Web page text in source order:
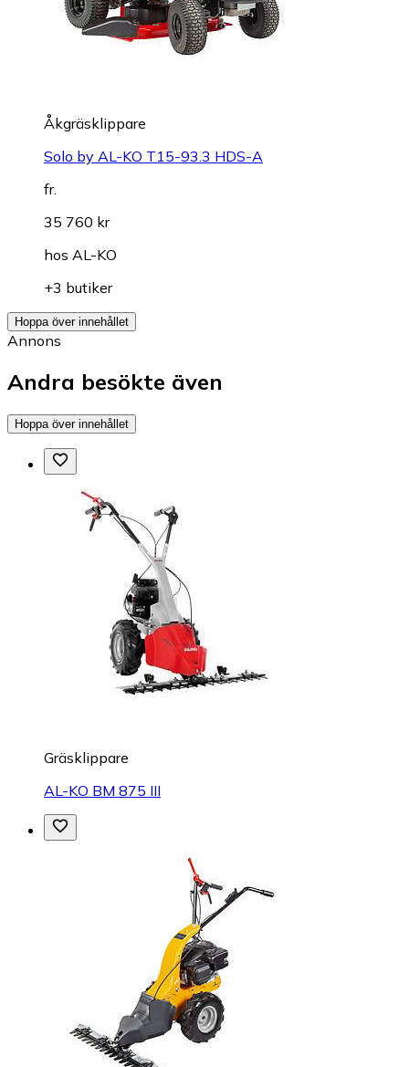
Åkgräsklippare
Solo by AL-KO T15-93.3 HDS-A
fr.
35 760 kr
hos AL-KO
+3 butiker
Hoppa över innehållet
Annons
Andra besökte även
Hoppa över innehållet
Gräsklippare
AL-KO BM 875 III